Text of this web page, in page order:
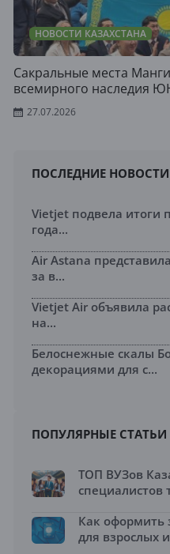
НОВОСТИ КАЗАХСТАНА
Сакральные места
всемирного наследия
27.07.2026
ПОСЛЕДНИЕ НОВОСТИ
Vietjet подвела итоги
года...
Air Astana
за в...
Vietjet Air объявила
на...
Белоснежные скалы
декорациями для с...
ПОПУЛЯРНЫЕ СТАТЬИ
ТОП ВУЗов
специалистов
Как оформить
для взрослых